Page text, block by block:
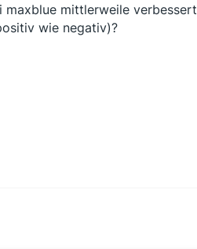
mittlerweile
wie negativ)?